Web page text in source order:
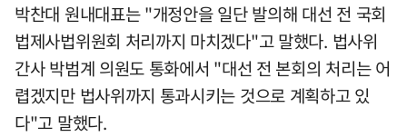
박찬대 원내대표는 "개정안을 일단 발의해 대선 전 국회
법제사법위원회 처리까지 마치겠다"고 말했다. 법사위
간사 박범계 의원도 통화에서 "대선 전 본회의 처리는 어
렵겠지만 법사위까지 통과시키는 것으로 계획하고 있
다"고 말했다.